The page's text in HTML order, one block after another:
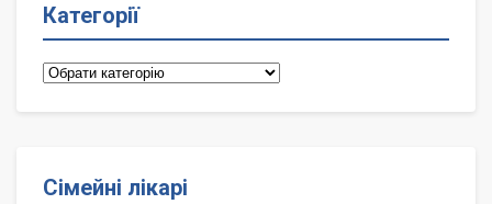
Категорії
Категорії
Сімейні лікарі